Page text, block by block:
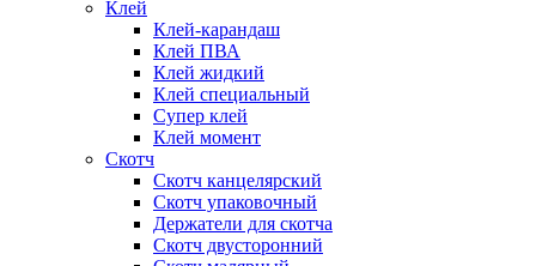
Клей
Клей-карандаш
Клей ПВА
Клей жидкий
Клей специальный
Супер клей
Клей момент
Скотч
Скотч канцелярский
Скотч упаковочный
Держатели для скотча
Скотч двусторонний